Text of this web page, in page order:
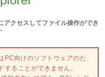
アクセスしてファイル操作ができ
PC向けのソフトウェアのた
ることができません。